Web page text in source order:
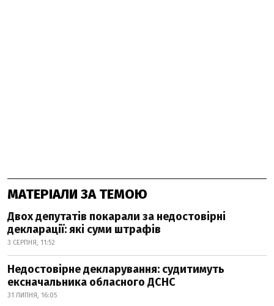
МАТЕРІАЛИ ЗА ТЕМОЮ
Двох депутатів покарали за недостовірні
декларації: які суми штрафів
3 СЕРПНЯ, 11:52
Недостовірне декларування: судитимуть
ексначальника обласного ДСНС
31 ЛИПНЯ, 16:05